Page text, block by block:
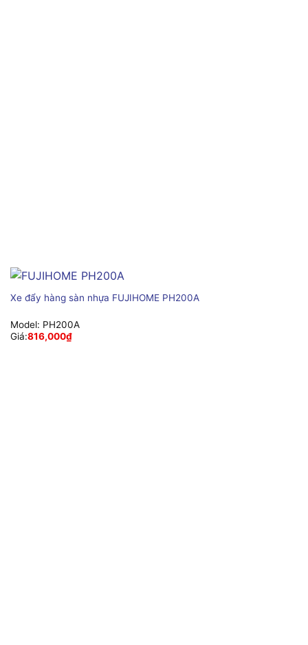
Xe đẩy hàng sàn nhựa FUJIHOME PH200A
Model: PH200A
Giá:816,000₫